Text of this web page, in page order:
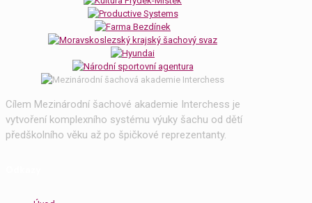
Cílem Mezinárodní šachové akademie Interchess je
vytvoření komplexního systému výuky šachu od dětí
předškolního věku až po špičkové reprezentanty.